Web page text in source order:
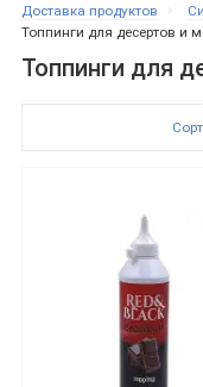
Доставка продуктов
Топпинги для десертов и
Топпинги для